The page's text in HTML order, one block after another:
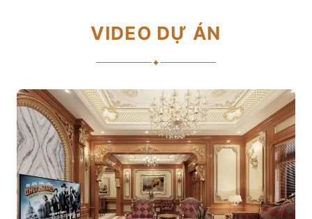
VIDEO DỰ ÁN
✦